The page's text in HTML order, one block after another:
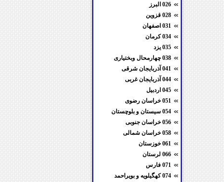
026 البرز
028 قزوین
031 اصفهان
034 کرمان
035 یزد
038 چهارمحال وبختیاری
041 آذربایجان شرقی
044 آذربایجان غربی
045 اردبیل
051 خراسان رضوی
054 سیستان و بلوچستان
056 خراسان جنوبی
058 خراسان شمالی
061 خوزستان
066 لرستان
071 فارس
074 کهگیلویه و بویراحمد